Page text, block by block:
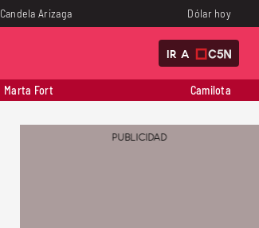
Candela Arizaga Dólar hoy
IR A
Marta Fort Camilota